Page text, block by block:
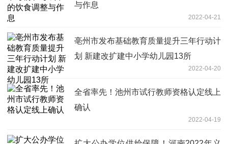
与作息
2022-04-21
亳州市发布基础教育质量提升三年行动计
划 新建改扩建中小学幼儿园13所
2022-04-20
全省率先！池州市试行教师资格认定线上
确认
2022-04-19